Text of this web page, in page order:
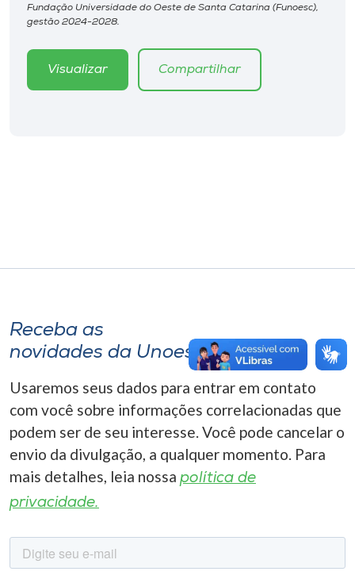
Unoesc
Store
Fundação Universidade do Oeste de Santa Catarina (Funoesc),
gestão 2024-2028.
Visualizar Compartilhar
Receba as
novidades da Unoesc
Usaremos seus dados para entrar em contato
com você sobre informações correlacionadas que
podem ser de seu interesse. Você pode cancelar o
envio da divulgação, a qualquer momento. Para
mais detalhes, leia nossa política de
privacidade.